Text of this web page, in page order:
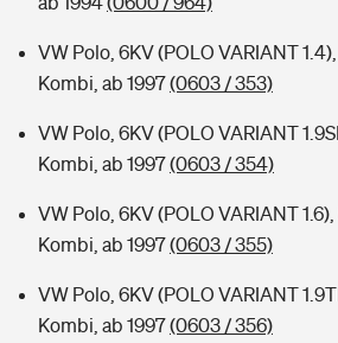
VW Polo, 6KV (POLO VARIANT
Kombi, ab 1997(0603 / 353)
VW Polo, 6KV (POLO VARIANT
Kombi, ab 1997(0603 / 354)
VW Polo, 6KV (POLO VARIANT 1.6),
Kombi, ab 1997(0603 / 355)
VW Polo, 6KV (POLO VARIANT
Kombi, ab 1997(0603 / 356)